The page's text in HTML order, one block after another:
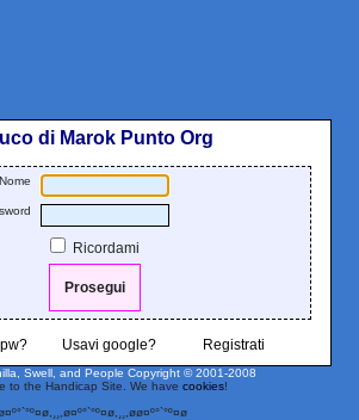
di Marok Punto Org
Nome
Ricordami
Usavi google? Registrati
Swell, and People Copyright © 2001-2008
to the Handicap Site. We have cookies!